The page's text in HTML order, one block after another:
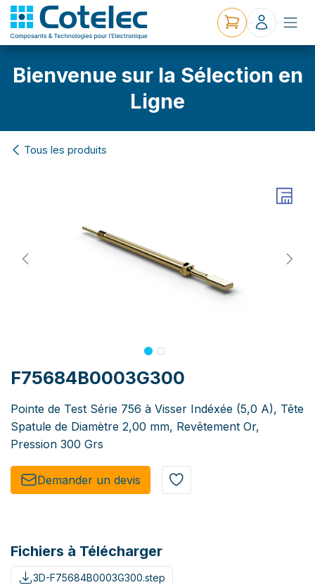
Bienvenue sur la Sélection en
Ligne
Tous les produits
F75684B0003G300
Pointe de Test Série 756 à Visser Indéxée (5,0 A), Tête
Spatule de Diamètre 2,00 mm, Revêtement Or,
Pression 300 Grs
Demander un de​​vis​​
Fichiers à Télécharger
3D-F75684B0003G300.step